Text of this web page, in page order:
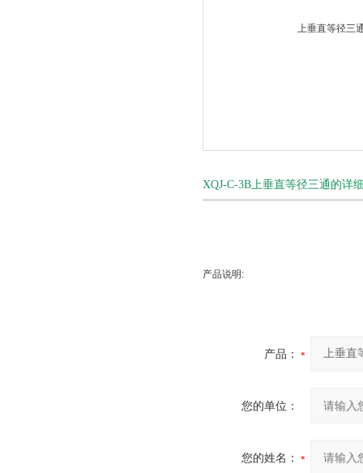
XQJ-C-3B上垂直等径三通的详
产品说明:
产品：
您的单位：
您的姓名：